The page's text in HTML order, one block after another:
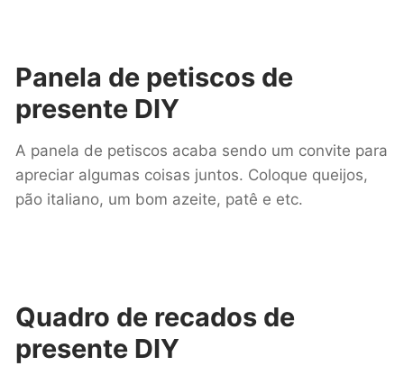
Panela de petiscos de
presente DIY
A panela de petiscos acaba sendo um convite para
apreciar algumas coisas juntos. Coloque queijos,
pão italiano, um bom azeite, patê e etc.
Quadro de recados de
presente DIY